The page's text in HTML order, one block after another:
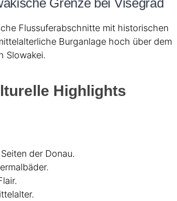
Grenze bei Visegrád
Flussuferabschnitte mit historischen
Burganlage hoch über dem
Slowakei.
Highlights
der Donau.